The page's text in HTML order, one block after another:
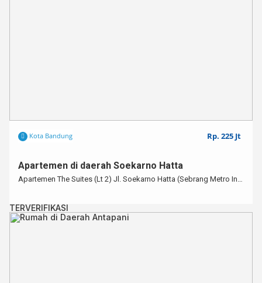
Kota Bandung Rp. 225 Jt
Apartemen di daerah Soekarno Hatta
Apartemen The Suites (Lt 2) Jl. Soekarno Hatta (Sebrang Metro Indal Mall)
TERVERIFIKASI